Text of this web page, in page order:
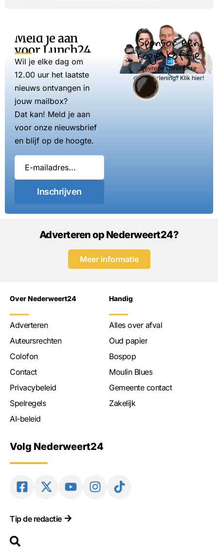
Meld je aan
voor Lunch24
Wil je elke dag om
12.00 uur het laatste
nieuws ontvangen in
jouw mailbox?
Dat kan! Meld je aan
voor onze nieuwsbrief
en blijf op de hoogte.
Inschrijven
Sponsor een
kopje koffie
Tevreden over onze
dienstverlening? Klik hier!
Adverteren op Nederweert24?
Meer informatie
Over Nederweert24
Adverteren
Auteursrechten
Colofon
Contact
Privacybeleid
Spelregels
AI-beleid
Handig
Alles over afval
Oud papier
Bospop
Moulin Blues
Gemeente contact
Zakelijk
Volg Nederweert24
Tip de redactie